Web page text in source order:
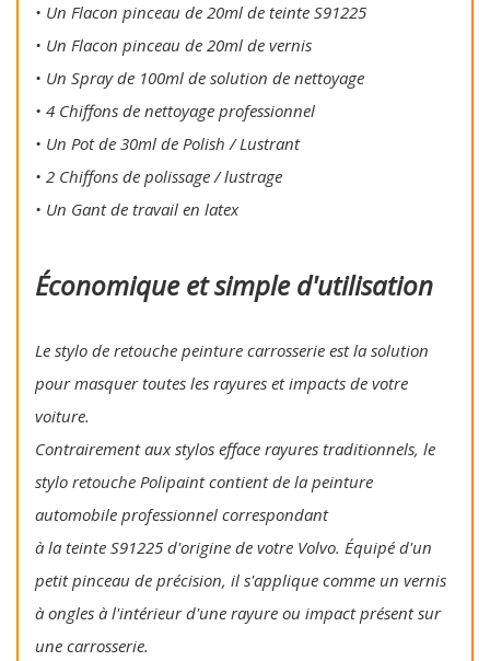
• Un Flacon pinceau de 20ml de teinte S91225
• Un Flacon pinceau de 20ml de vernis
• Un Spray de 100ml de solution de nettoyage
• 4 Chiffons de nettoyage professionnel
• Un Pot de 30ml de Polish / Lustrant
• 2 Chiffons de polissage / lustrage
• Un Gant de travail en latex
Économique et simple d'utilisation
Le stylo de retouche peinture carrosserie est la solution
pour masquer toutes les rayures et impacts de votre
voiture.
Contrairement aux stylos efface rayures traditionnels, le
stylo retouche Polipaint contient de la peinture
automobile professionnel correspondant
à la teinte S91225 d'origine de votre Volvo. Équipé d'un
petit pinceau de précision, il s'applique comme un vernis
à ongles à l'intérieur d'une rayure ou impact présent sur
une carrosserie.